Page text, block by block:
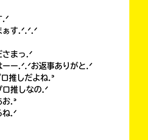
.ᐟ
ぁす.ᐟ.ᐟ.ᐟ
さまっ.ᐟ
ーー.ᐟ.ᐟお返事ありがと.ᐟ
推しだよね.ᐣ
ロ推しなの.ᐟ
お.ᐣ
ね.ᐟ